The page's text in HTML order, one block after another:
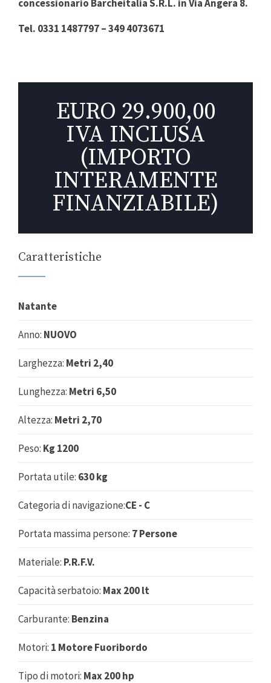
concessionario Barcheitalia S.R.L. in Via Angera 8.
Tel. 0331 1487797 – 349 4073671
EURO 29.900,00
IVA INCLUSA
(IMPORTO
INTERAMENTE
FINANZIABILE)
Caratteristiche
Natante
Anno: NUOVO
Larghezza: Metri 2,40
Lunghezza: Metri 6,50
Altezza: Metri 2,70
Peso: Kg 1200
Portata utile: 630 kg
Categoria di navigazione:CE - C
Portata massima persone: 7 Persone
Materiale: P.R.F.V.
Capacità serbatoio: Max 200 lt
Carburante: Benzina
Motori: 1 Motore Fuoribordo
Tipo di motori: Max 200 hp